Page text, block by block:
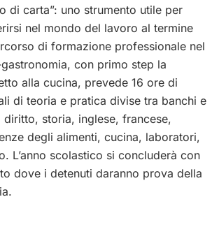
di carta”: uno strumento utile per
nel mondo del lavoro al termine
di formazione professionale nel
con primo step la
alla cucina, prevede 16 ore di
di teoria e pratica divise tra banchi e
storia, inglese, francese,
degli alimenti, cucina, laboratori,
L’anno scolastico si concluderà con
dove i detenuti daranno prova della